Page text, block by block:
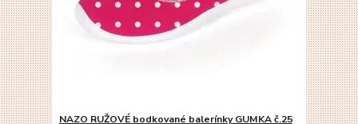
NAZO RUŽOVÉ bodkované balerínky GUMKA č.25